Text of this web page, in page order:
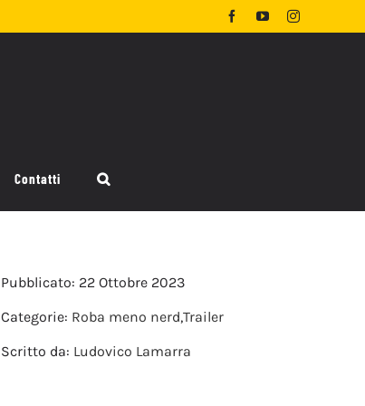
FacebookYouTubeInstagram
Contatti
Pubblicato: 22 Ottobre 2023
Categorie: Roba meno nerd,Trailer
Scritto da: Ludovico Lamarra